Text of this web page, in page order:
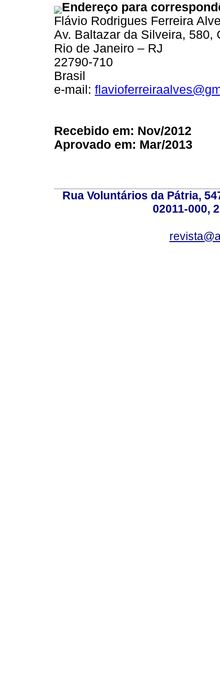
Endereço para
Flávio Rodrigues Ferreira
Av. Baltazar da Silveira, 580,
Rio de Janeiro – RJ
22790-710
Brasil
e-mail:
Recebido em: Nov/2012
Aprovado em: Mar/2013
Rua Voluntários da Pátria,
02011-000,